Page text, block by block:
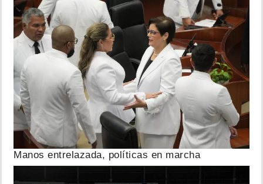
Manos entrelazada, políticas en marcha